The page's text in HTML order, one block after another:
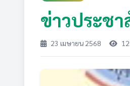
ข่าวประช
23 เมษายน 2568